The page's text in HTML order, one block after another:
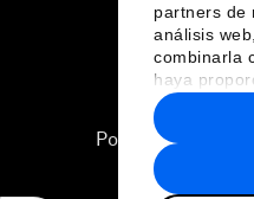
partners de
análisis
combinarla
haya
recopilado
hecho de
Política de